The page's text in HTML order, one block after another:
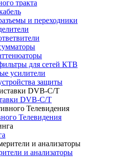
тракта
и переходники
для сетей КТВ
усилители
защиты
DVB-C/T
Телевидения
и анализаторы